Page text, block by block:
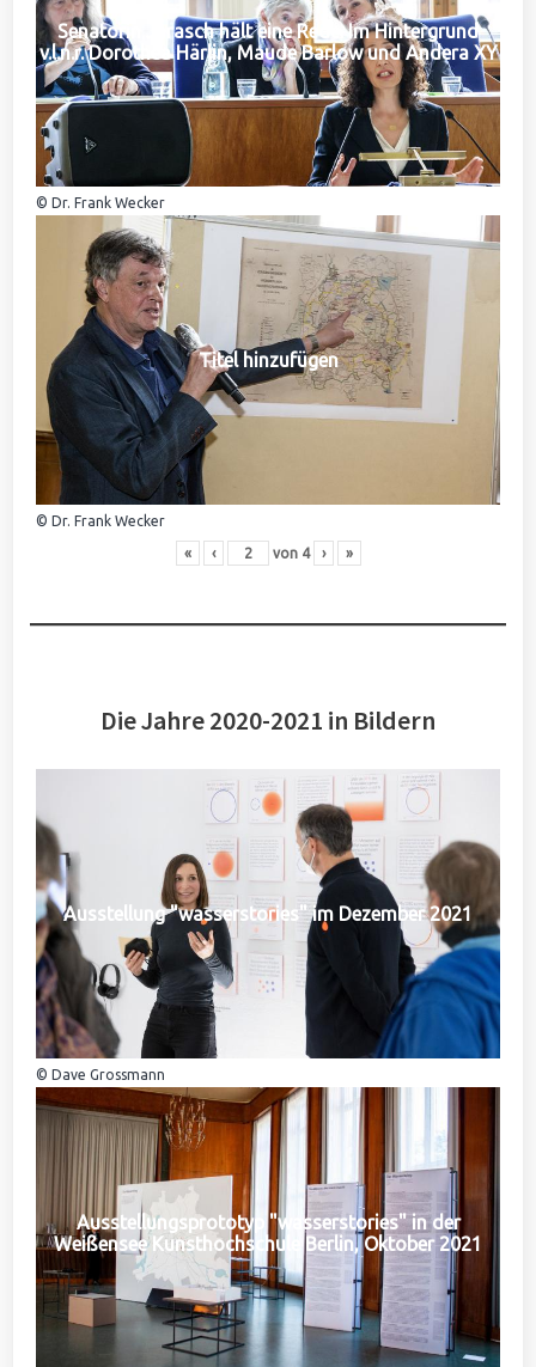
Senatorin Jarasch hält eine Rede. Im Hintergrund
v.l.n.r. Dorothea Härlin, Maude Barlow und Andera XY
© Dr. Frank Wecker
Titel hinzufügen
© Dr. Frank Wecker
« ‹ von 4 › »
Die Jahre 2020-2021 in Bildern
Ausstellung "wasserstories" im Dezember 2021
© Dave Grossmann
Ausstellungsprototyp "wasserstories" in der
Weißensee Kunsthochschule Berlin, Oktober 2021